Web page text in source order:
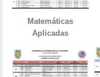
Matemáticas
Aplicadas